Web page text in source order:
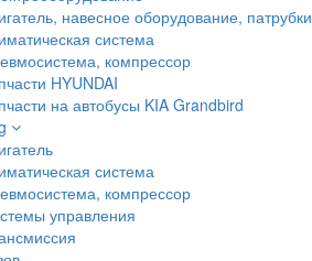
навесное оборудование, патрубки
система
компрессор
HYUNDAI
на автобусы KIA Grandbird
система
компрессор
управления